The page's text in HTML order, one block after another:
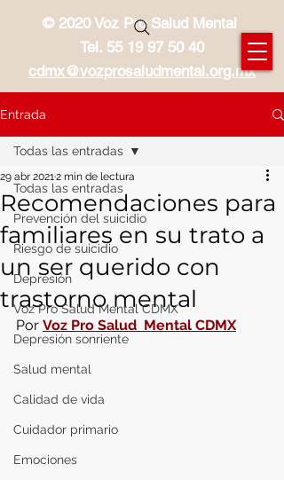
© 2020 Voz Pro Salud Mental
Tel. 55 19 97 50 40
cdmx@vozprosaludmental.org.mx
Entrada
Todas las entradas
Prevención del suicidio
Riesgo de suicidio
Depresión
Voz Pro Salud Mental CDMX
Depresión sonriente
Salud mental
Calidad de vida
Cuidador primario
Emociones
Todas las entradas
Recomendaciones para
familiares en su trato a
un ser querido con
trastorno mental
29 abr 20212 min de lectura
Por Voz Pro Salud  Mental CDMX